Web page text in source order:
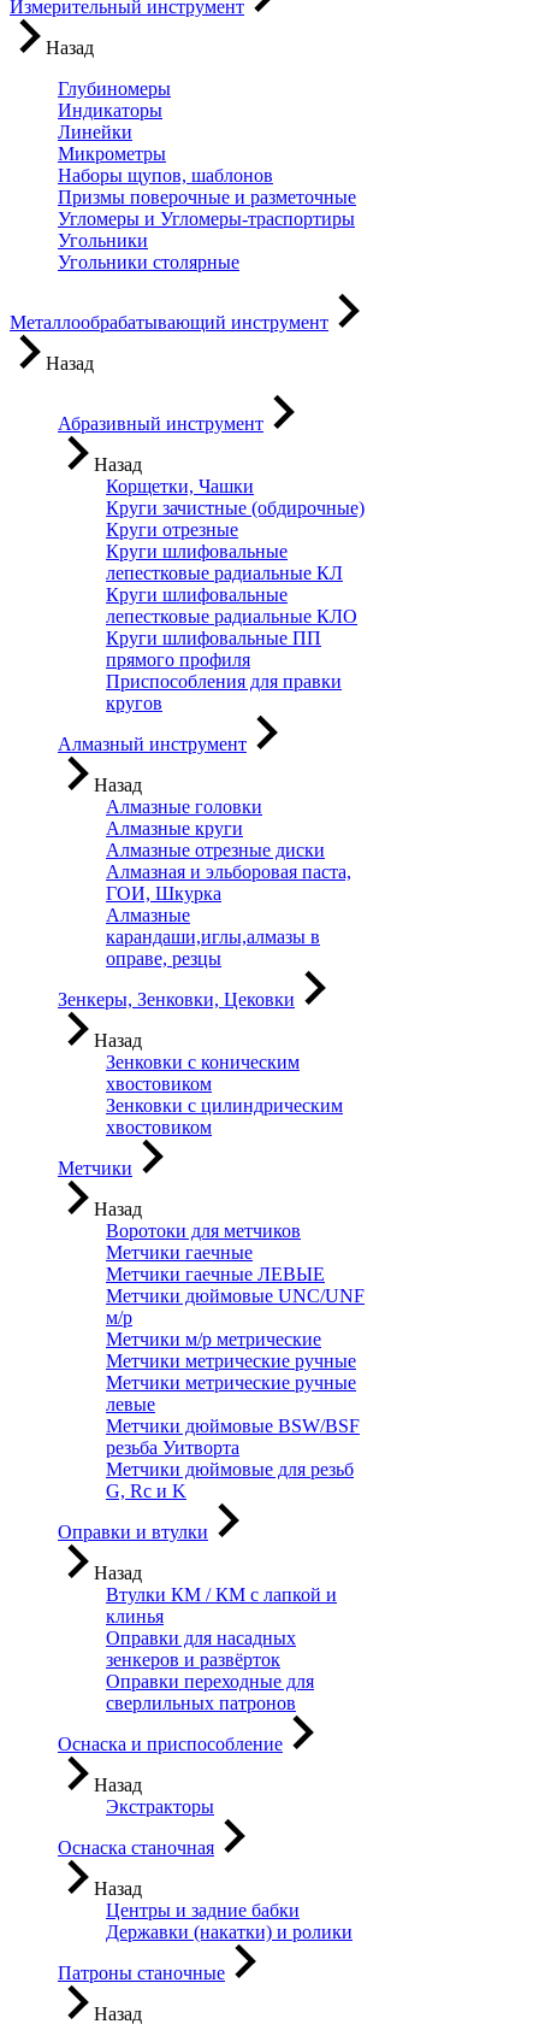
Измерительный инструмент
Назад
Глубиномеры
Индикаторы
Линейки
Микрометры
Наборы щупов, шаблонов
Призмы поверочные и разметочные
Угломеры и Угломеры-траспортиры
Угольники
Угольники столярные
Металлообрабатывающий инструмент
Назад
Абразивный инструмент
Назад
Корщетки, Чашки
Круги зачистные (обдирочные)
Круги отрезные
Круги шлифовальные
лепестковые радиальные КЛ
Круги шлифовальные
лепестковые радиальные КЛО
Круги шлифовальные ПП
прямого профиля
Приспособления для правки
кругов
Алмазный инструмент
Назад
Алмазные головки
Алмазные круги
Алмазные отрезные диски
Алмазная и эльборовая паста,
ГОИ, Шкурка
Алмазные
карандаши,иглы,алмазы в
оправе, резцы
Зенкеры, Зенковки, Цековки
Назад
Зенковки с коническим
хвостовиком
Зенковки с цилиндрическим
хвостовиком
Метчики
Назад
Воротоки для метчиков
Метчики гаечные
Метчики гаечные ЛЕВЫЕ
Метчики дюймовые UNC/UNF
м/р
Метчики м/р метрические
Метчики метрические ручные
Метчики метрические ручные
левые
Метчики дюймовые BSW/BSF
резьба Уитворта
Метчики дюймовые для резьб
G, Rc и K
Оправки и втулки
Назад
Втулки КМ / КМ с лапкой и
клинья
Оправки для насадных
зенкеров и развёрток
Оправки переходные для
сверлильных патронов
Оснаска и приспособление
Назад
Экстракторы
Оснаска станочная
Назад
Центры и задние бабки
Державки (накатки) и ролики
Патроны станочные
Назад